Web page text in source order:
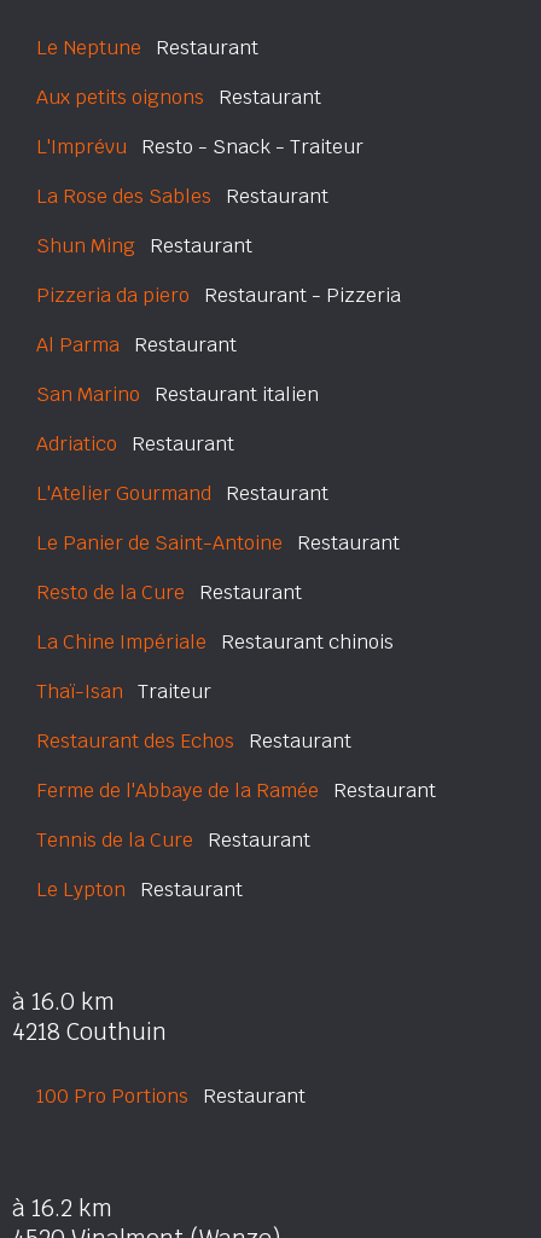
Le Neptune Restaurant
Aux petits oignons Restaurant
L'Imprévu Resto - Snack - Traiteur
La Rose des Sables Restaurant
Shun Ming Restaurant
Pizzeria da piero Restaurant - Pizzeria
Al Parma Restaurant
San Marino Restaurant italien
Adriatico Restaurant
L'Atelier Gourmand Restaurant
Le Panier de Saint-Antoine Restaurant
Resto de la Cure Restaurant
La Chine Impériale Restaurant chinois
Thaï-Isan Traiteur
Restaurant des Echos Restaurant
Ferme de l'Abbaye de la Ramée Restaurant
Tennis de la Cure Restaurant
Le Lypton Restaurant
à 16.0 km
4218 Couthuin
100 Pro Portions Restaurant
à 16.2 km